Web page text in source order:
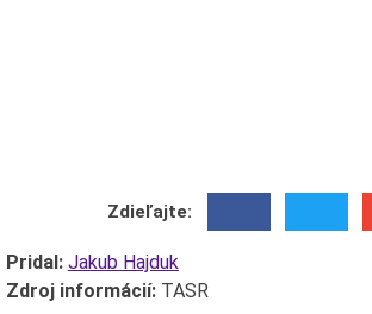
Zdieľajte:
Pridal: Jakub Hajduk
Zdroj informácií:TASR